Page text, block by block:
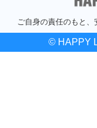
ご自身の責任のもと、
© HAPPY